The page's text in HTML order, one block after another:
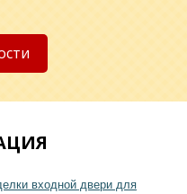
Хочу такую
входной двери для